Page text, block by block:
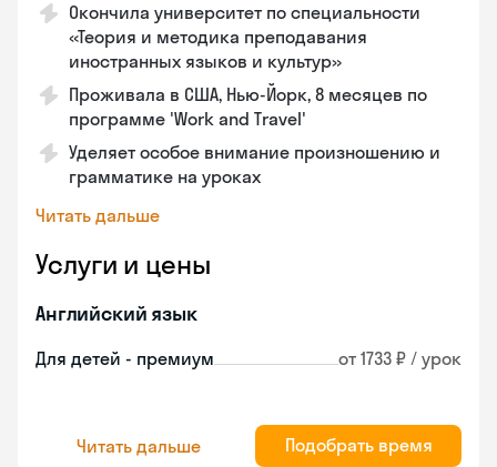
Окончила университет по специальности
«Теория и методика преподавания
иностранных языков и культур»
Проживала в США, Нью-Йорк, 8 месяцев по
программе 'Work and Travel'
Уделяет особое внимание произношению и
грамматике на уроках
Читать дальше
Услуги и цены
Английский язык
Для детей - премиум от 1733 ₽ / урок
Читать дальше Подобрать время